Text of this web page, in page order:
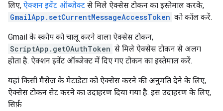
लिए, ऐक्शन इवेंट ऑब्जेक्ट से मिले ऐक्सेस टोकन का इस्तेमाल करके,
GmailApp.setCurrentMessageAccessToken को कॉल करें.
Gmail के स्कोप को चालू करने वाला ऐक्सेस टोकन,
ScriptApp.getOAuthToken से मिले ऐक्सेस टोकन से अलग
होता है. ऐक्शन इवेंट ऑब्जेक्ट में दिए गए टोकन का इस्तेमाल करें.
यहां किसी मैसेज के मेटाडेटा को ऐक्सेस करने की अनुमति देने के लिए,
ऐक्सेस टोकन सेट करने का उदाहरण दिया गया है. इस उदाहरण के लिए,
सिर्फ़